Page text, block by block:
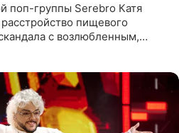
поп-группы Serebro Катя
пищевого
с возлюбленным,